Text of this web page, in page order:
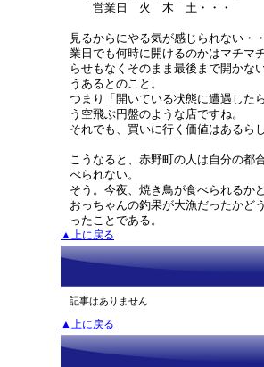
営業日 火 木 土・・・
見るからにやる気が感じられない・
業日でも何時に開けるのかはマチマ
らせもなくそのまま最後まで開かな
うあるとのこと。
つまり「開いている状態に遭遇した
う空飛ぶ円盤のような店ですね。
それでも、買いに行く価値はあるらし
こうなると、赤野町の人は自分の都
べられない。
そう。今夜、焼き鳥が食べられるか
おっちゃんの釣果が大漁だったかど
ったことである。
▲上に戻る
記事はありません
▲上に戻る